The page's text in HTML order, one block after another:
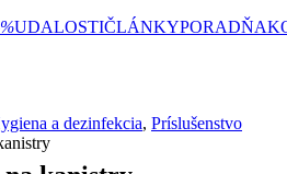
UDALOSTIČLÁNKYPORADŇA
a dezinfekcia, Príslušenstvo